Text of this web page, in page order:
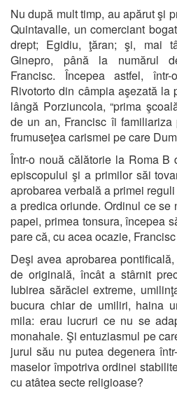
Nu după mult timp, au apărut şi
Quintavalle, un comerciant
drept; Egidiu, ţăran; şi, mai
Ginepro, până la numărul
Francisc. Începea astfel,
Rivotorto din câmpia aşezată la
lângă Porziuncola, “prima
de un an, Francisc îi
frumuseţea carismei pe care
Într-o nouă călătorie la Roma B
episcopului şi a primilor săi
aprobarea verbală a primei
a predica oriunde. Ordinul ce se
papei, primea tonsura, începea
pare că, cu acea ocazie,
Deşi avea aprobarea
de originală, încât a stârnit
Iubirea sărăciei extreme,
bucura chiar de umiliri, haina
mila: erau lucruri ce nu se
monahale. Şi entuziasmul pe
jurul său nu putea degenera
maselor împotriva ordinei
cu atâtea secte religioase?